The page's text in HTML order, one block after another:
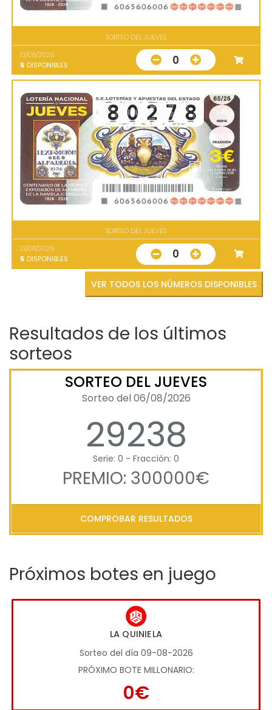
SORTEO DEL JUEVES
13/08/2026
5 DISPONIBLES 0
SORTEO DEL JUEVES
13/08/2026
5 DISPONIBLES 0
VER TODOS LOS NÚMEROS DISPONIBLES
Resultados de los últimos
sorteos
SORTEO DEL JUEVES
Sorteo del 06/08/2026
29238
Serie: 0 - Fracción: 0
PREMIO: 300000€
COMPROBAR RESULTADOS
Próximos botes en juego
LA QUINIELA
Sorteo del día 09-08-2026
PRÓXIMO BOTE MILLONARIO:
0€